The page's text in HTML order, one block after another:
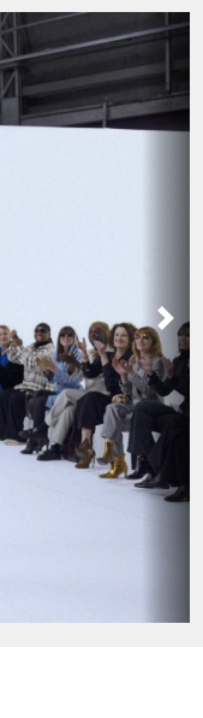
Next